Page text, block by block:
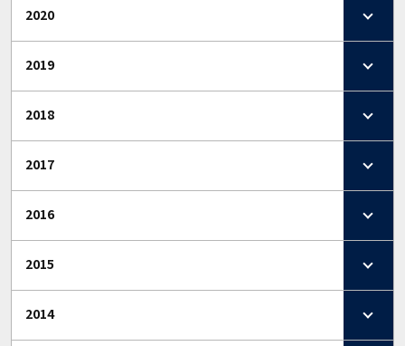
2020
2019
2018
2017
2016
2015
2014